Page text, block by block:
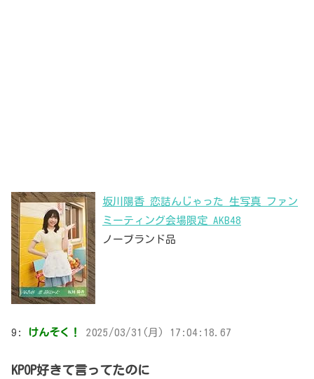
坂川陽香 恋詰んじゃった 生写真 ファン
ミーティング会場限定 AKB48
ノーブランド品
9: けんそく！ 2025/03/31(月) 17:04:18.67
KPOP好きて言ってたのに